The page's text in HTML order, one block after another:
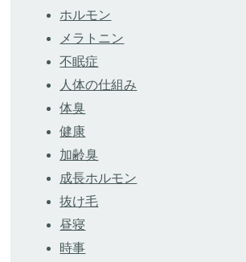
ホルモン
メラトニン
不眠症
人体の仕組み
体臭
健康
加齢臭
成長ホルモン
抜け毛
昼寝
時事